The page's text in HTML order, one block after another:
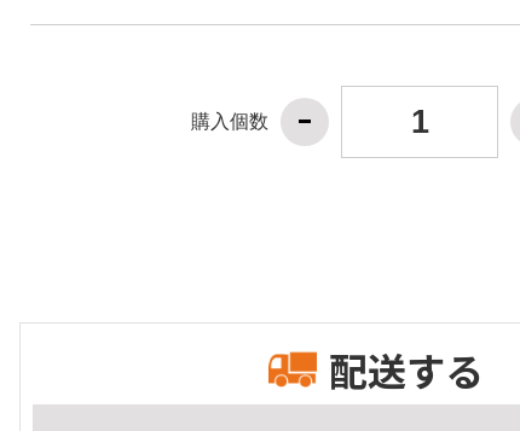
購入個数
配送する